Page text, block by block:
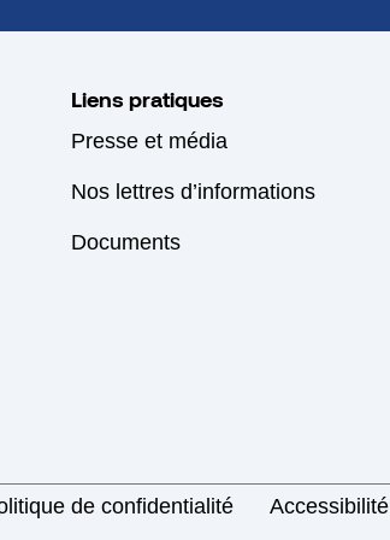
Liens pratiques
Presse et média
Nos lettres d’informations
Documents
de confidentialité Accessibilité